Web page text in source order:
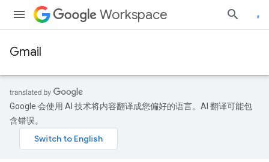
Workspace
Gmail
Google 会使用 AI 技术将内容翻译成您偏好的语言。AI 翻译可能包
含错误。